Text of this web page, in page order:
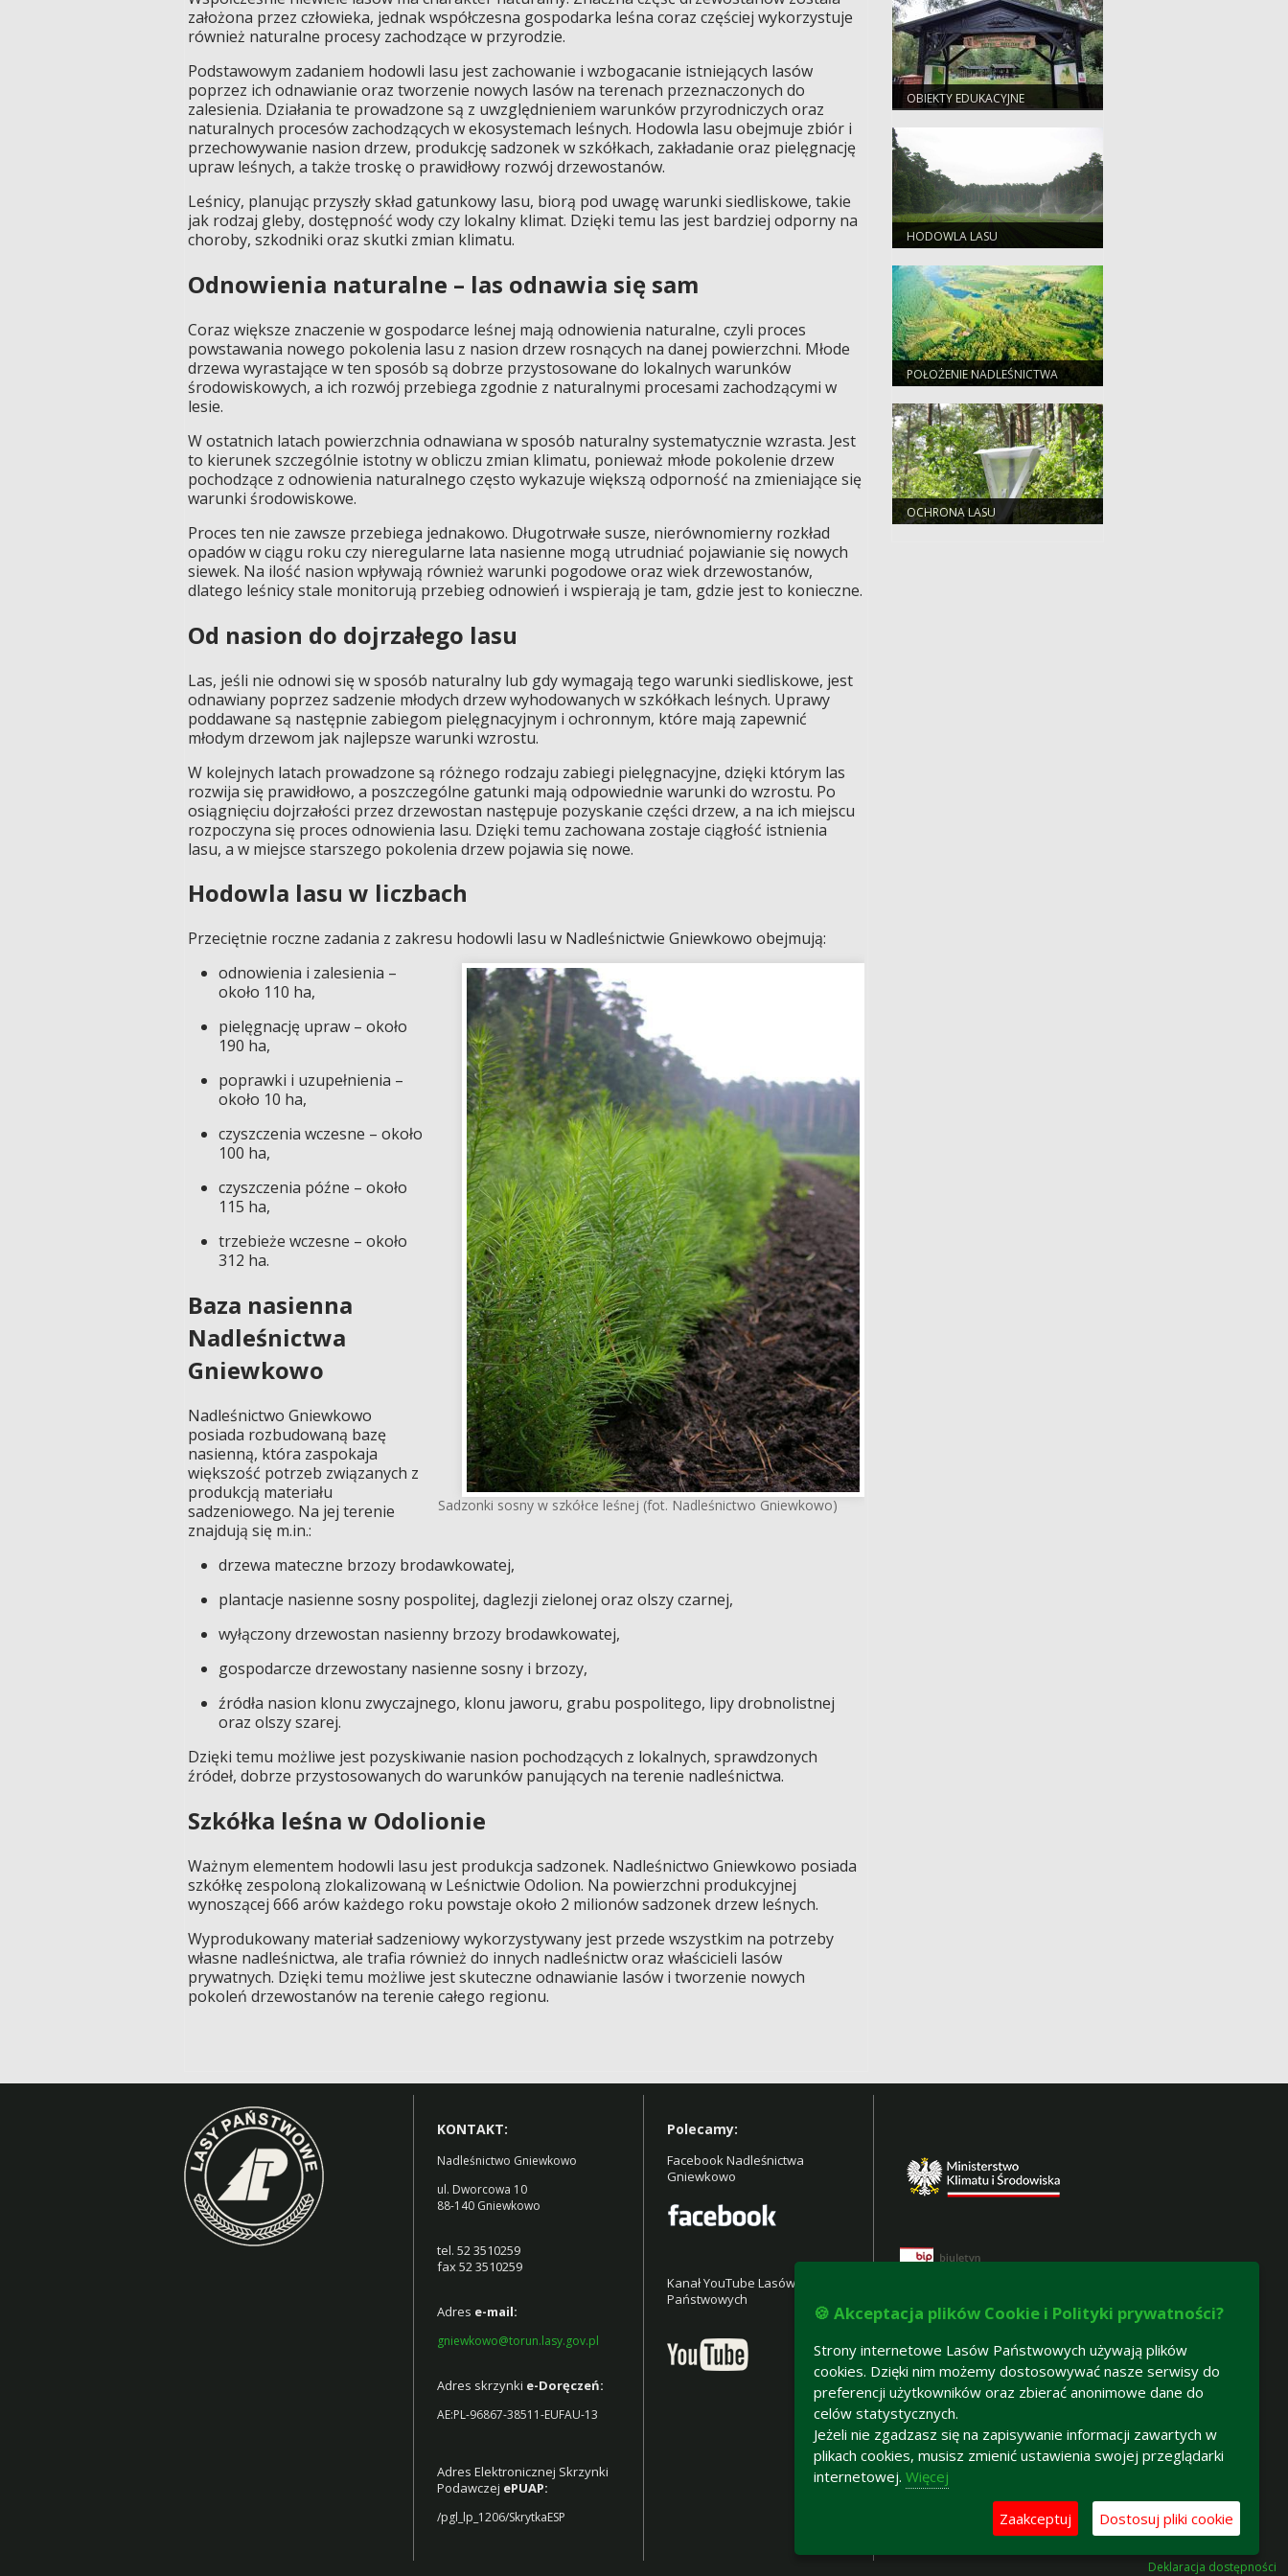
założona przez człowieka, jednak współczesna gospodarka leśna coraz częściej wykorzystuje
również naturalne procesy zachodzące w przyrodzie.
Podstawowym zadaniem hodowli lasu jest zachowanie i wzbogacanie istniejących lasów
poprzez ich odnawianie oraz tworzenie nowych lasów na terenach przeznaczonych do
zalesienia. Działania te prowadzone są z uwzględnieniem warunków przyrodniczych oraz
naturalnych procesów zachodzących w ekosystemach leśnych. Hodowla lasu obejmuje zbiór i
przechowywanie nasion drzew, produkcję sadzonek w szkółkach, zakładanie oraz pielęgnację
upraw leśnych, a także troskę o prawidłowy rozwój drzewostanów.
Leśnicy, planując przyszły skład gatunkowy lasu, biorą pod uwagę warunki siedliskowe, takie
jak rodzaj gleby, dostępność wody czy lokalny klimat. Dzięki temu las jest bardziej odporny na
choroby, szkodniki oraz skutki zmian klimatu.
Odnowienia naturalne – las odnawia się sam
Coraz większe znaczenie w gospodarce leśnej mają odnowienia naturalne, czyli proces
powstawania nowego pokolenia lasu z nasion drzew rosnących na danej powierzchni. Młode
drzewa wyrastające w ten sposób są dobrze przystosowane do lokalnych warunków
środowiskowych, a ich rozwój przebiega zgodnie z naturalnymi procesami zachodzącymi w
lesie.
W ostatnich latach powierzchnia odnawiana w sposób naturalny systematycznie wzrasta. Jest
to kierunek szczególnie istotny w obliczu zmian klimatu, ponieważ młode pokolenie drzew
pochodzące z odnowienia naturalnego często wykazuje większą odporność na zmieniające się
warunki środowiskowe.
Proces ten nie zawsze przebiega jednakowo. Długotrwałe susze, nierównomierny rozkład
opadów w ciągu roku czy nieregularne lata nasienne mogą utrudniać pojawianie się nowych
siewek. Na ilość nasion wpływają również warunki pogodowe oraz wiek drzewostanów,
dlatego leśnicy stale monitorują przebieg odnowień i wspierają je tam, gdzie jest to konieczne.
Od nasion do dojrzałego lasu
Las, jeśli nie odnowi się w sposób naturalny lub gdy wymagają tego warunki siedliskowe, jest
odnawiany poprzez sadzenie młodych drzew wyhodowanych w szkółkach leśnych. Uprawy
poddawane są następnie zabiegom pielęgnacyjnym i ochronnym, które mają zapewnić
młodym drzewom jak najlepsze warunki wzrostu.
W kolejnych latach prowadzone są różnego rodzaju zabiegi pielęgnacyjne, dzięki którym las
rozwija się prawidłowo, a poszczególne gatunki mają odpowiednie warunki do wzrostu. Po
osiągnięciu dojrzałości przez drzewostan następuje pozyskanie części drzew, a na ich miejscu
rozpoczyna się proces odnowienia lasu. Dzięki temu zachowana zostaje ciągłość istnienia
lasu, a w miejsce starszego pokolenia drzew pojawia się nowe.
Hodowla lasu w liczbach
Przeciętnie roczne zadania z zakresu hodowli lasu w Nadleśnictwie Gniewkowo obejmują:
Sadzonki sosny w szkółce leśnej (fot. Nadleśnictwo Gniewkowo)
odnowienia i zalesienia –
około 110 ha,
pielęgnację upraw – około
190 ha,
poprawki i uzupełnienia –
około 10 ha,
czyszczenia wczesne – około
100 ha,
czyszczenia późne – około
115 ha,
trzebieże wczesne – około
312 ha.
Baza nasienna
Nadleśnictwa
Gniewkowo
Nadleśnictwo Gniewkowo
posiada rozbudowaną bazę
nasienną, która zaspokaja
większość potrzeb związanych z
produkcją materiału
sadzeniowego. Na jej terenie
znajdują się m.in.:
drzewa mateczne brzozy brodawkowatej,
plantacje nasienne sosny pospolitej, daglezji zielonej oraz olszy czarnej,
wyłączony drzewostan nasienny brzozy brodawkowatej,
gospodarcze drzewostany nasienne sosny i brzozy,
źródła nasion klonu zwyczajnego, klonu jaworu, grabu pospolitego, lipy drobnolistnej
oraz olszy szarej.
Dzięki temu możliwe jest pozyskiwanie nasion pochodzących z lokalnych, sprawdzonych
źródeł, dobrze przystosowanych do warunków panujących na terenie nadleśnictwa.
Szkółka leśna w Odolionie
Ważnym elementem hodowli lasu jest produkcja sadzonek. Nadleśnictwo Gniewkowo posiada
szkółkę zespoloną zlokalizowaną w Leśnictwie Odolion. Na powierzchni produkcyjnej
wynoszącej 666 arów każdego roku powstaje około 2 milionów sadzonek drzew leśnych.
Wyprodukowany materiał sadzeniowy wykorzystywany jest przede wszystkim na potrzeby
własne nadleśnictwa, ale trafia również do innych nadleśnictw oraz właścicieli lasów
prywatnych. Dzięki temu możliwe jest skuteczne odnawianie lasów i tworzenie nowych
pokoleń drzewostanów na terenie całego regionu.
OBIEKTY EDUKACYJNE
HODOWLA LASU
POŁOŻENIE NADLEŚNICTWA
OCHRONA LASU
KONTAKT:
Nadleśnictwo Gniewkowo
ul. Dworcowa 10
88-140 Gniewkowo
tel. 52 3510259
fax52 3510259
Adres e-mail:
gniewkowo@torun.lasy.gov.pl
Adres skrzynki e-Doręczeń:
AE:PL-96867-38511-EUFAU-13
Adres Elektronicznej Skrzynki
Podawczej ePUAP:
/pgl_lp_1206/SkrytkaESP
Polecamy:
Facebook Nadleśnictwa
Gniewkowo
Kanał YouTube Lasów
Państwowych
- certyfikat FSC®
-certyfikat PEFC
Deklaracja dostępności
🍪 Akceptacja plików Cookie i Polityki prywatności?
Strony internetowe Lasów Państwowych używają plików
cookies. Dzięki nim możemy dostosowywać nasze serwisy do
preferencji użytkowników oraz zbierać anonimowe dane do
celów statystycznych.
Jeżeli nie zgadzasz się na zapisywanie informacji zawartych w
plikach cookies, musisz zmienić ustawienia swojej przeglądarki
internetowej. Więcej
Zaakceptuj Dostosuj pliki cookie